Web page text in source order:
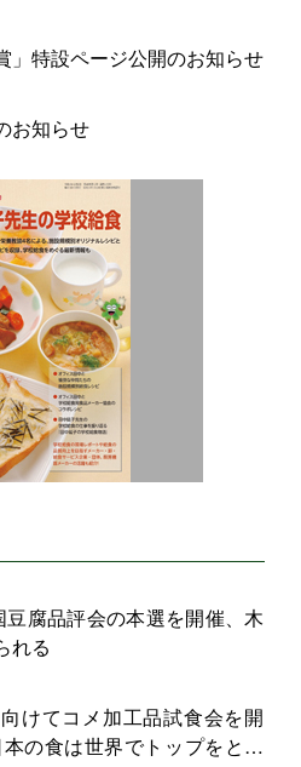
」特設ページ公開のお知らせ
お知らせ
豆腐品評会の本選を開催、木
れる
けてコメ加工品試食会を開
の食は世界でトップをとれ